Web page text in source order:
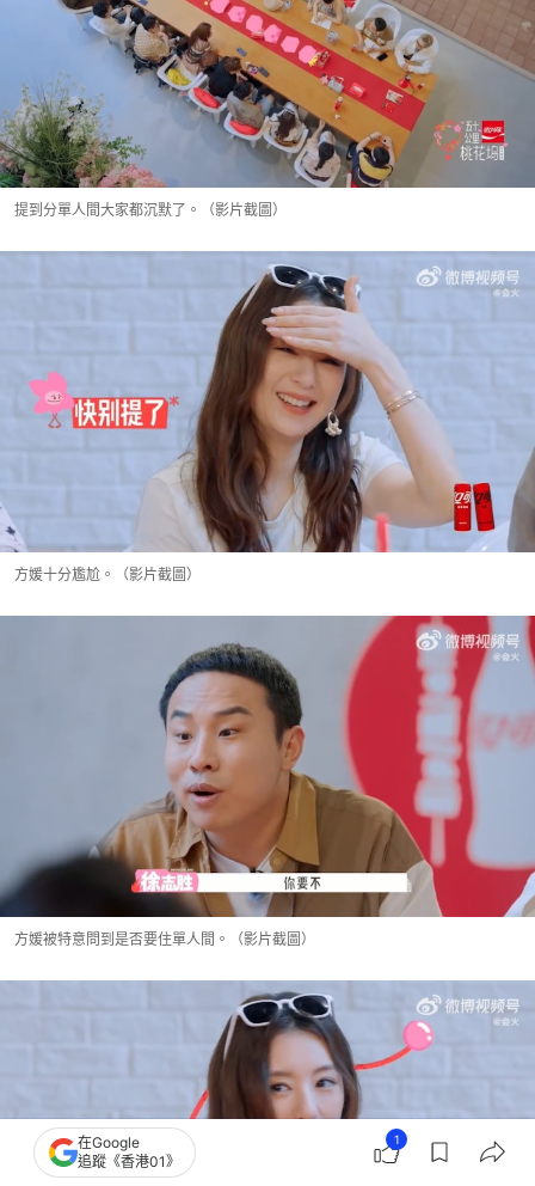
提到分單人間大家都沉默了。（影片截圖）
方媛十分尷尬。（影片截圖）
方媛被特意問到是否要住單人間。（影片截圖）
在Google
追蹤《香港01》
1